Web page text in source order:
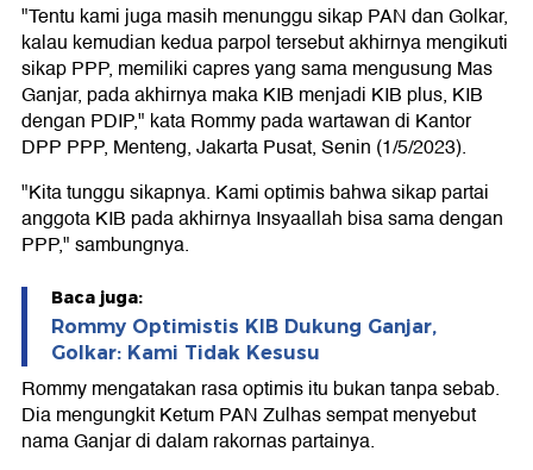
"Tentu kami juga masih menunggu sikap PAN dan Golkar,
kalau kemudian kedua parpol tersebut akhirnya mengikuti
sikap PPP, memiliki capres yang sama mengusung Mas
Ganjar, pada akhirnya maka KIB menjadi KIB plus, KIB
dengan PDIP," kata Rommy pada wartawan di Kantor
DPP PPP, Menteng, Jakarta Pusat, Senin (1/5/2023).
"Kita tunggu sikapnya. Kami optimis bahwa sikap partai
anggota KIB pada akhirnya Insyaallah bisa sama dengan
PPP," sambungnya.
Baca juga:
Rommy Optimistis KIB Dukung Ganjar,
Golkar: Kami Tidak Kesusu
Rommy mengatakan rasa optimis itu bukan tanpa sebab.
Dia mengungkit Ketum PAN Zulhas sempat menyebut
nama Ganjar di dalam rakornas partainya.